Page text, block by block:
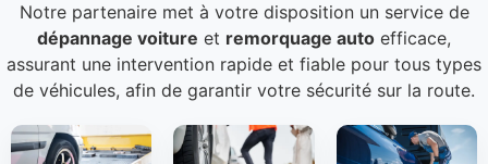
Notre partenaire met à votre disposition un service de
dépannage voiture et remorquage auto efficace,
assurant une intervention rapide et fiable pour tous types
de véhicules, afin de garantir votre sécurité sur la route.